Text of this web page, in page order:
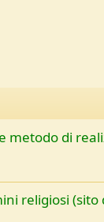
metodo di
religiosi